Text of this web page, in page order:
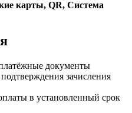
карты, QR, Система
документы
зачисления
в установленный срок